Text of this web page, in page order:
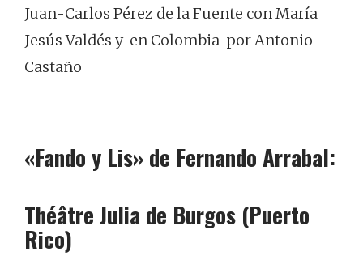
Juan-Carlos Pérez de la Fuente con María
Jesús Valdés y en Colombia por Antonio
Castaño
«Fando y Lis» de Fernando Arrabal:
Théâtre Julia de Burgos (Puerto
Rico)